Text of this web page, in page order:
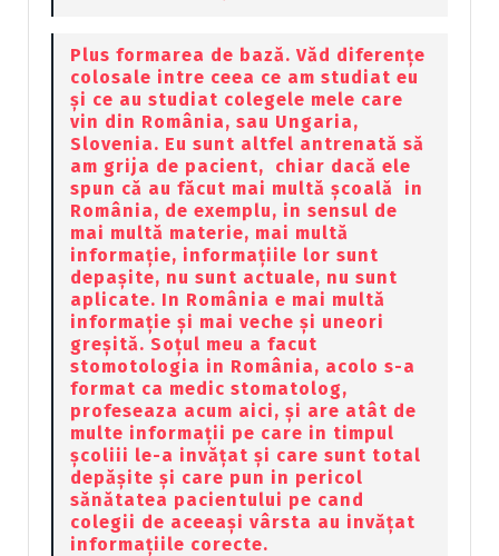
Plus formarea de bază. Văd diferențe
colosale intre ceea ce am studiat eu
și ce au studiat colegele mele care
vin din România, sau Ungaria,
Slovenia. Eu sunt altfel antrenată să
am grija de pacient, chiar dacă ele
spun că au făcut mai multă școală in
România, de exemplu, in sensul de
mai multă materie, mai multă
informație, informațiile lor sunt
depașite, nu sunt actuale, nu sunt
aplicate. In România e mai multă
informație și mai veche și uneori
greșită. Soțul meu a facut
stomotologia in România, acolo s-a
format ca medic stomatolog,
profeseaza acum aici, și are atât de
multe informații pe care in timpul
școliii le-a invățat și care sunt total
depășite și care pun in pericol
sănătatea pacientului pe cand
colegii de aceeași vârsta au invățat
informațiile corecte.